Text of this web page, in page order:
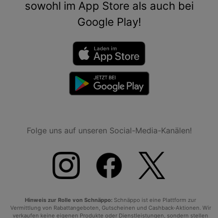
sowohl im App Store als auch bei
Google Play!
Folge uns auf unseren Social-Media-Kanälen!
Hinweis zur Rolle von Schnäppo: Schnäppo ist eine Plattform zur
Vermittlung von Rabattangeboten, Gutscheinen und Cashback-Aktionen. Wir
verkaufen keine eigenen Produkte oder Dienstleistungen, sondern stellen